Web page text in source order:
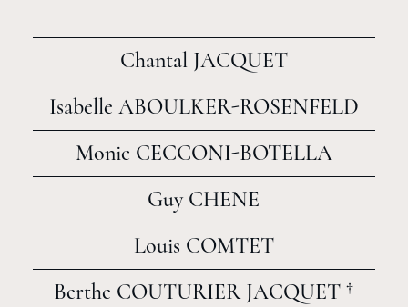
Chantal JACQUET
Isabelle ABOULKER-ROSENFELD
Monic CECCONI-BOTELLA
Guy CHENE
Louis COMTET
Berthe COUTURIER JACQUET †